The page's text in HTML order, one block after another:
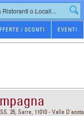
/ SCONTI EVENTI
26, Sarre, 11010 - Valle D'aosta